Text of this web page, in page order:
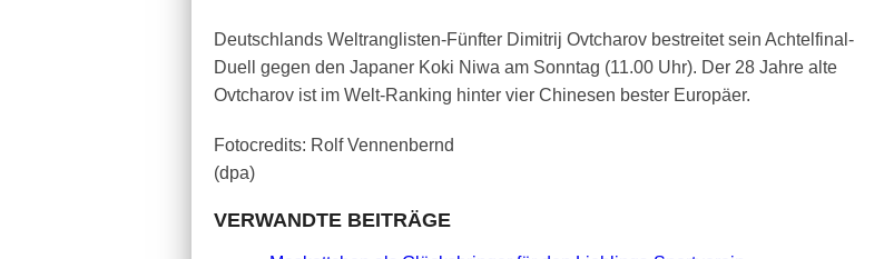
Deutschlands Weltranglisten-Fünfter Dimitrij Ovtcharov bestreitet sein Achtelfinal-
Duell gegen den Japaner Koki Niwa am Sonntag (11.00 Uhr). Der 28 Jahre alte
Ovtcharov ist im Welt-Ranking hinter vier Chinesen bester Europäer.
Fotocredits: Rolf Vennenbernd
(dpa)
VERWANDTE BEITRÄGE